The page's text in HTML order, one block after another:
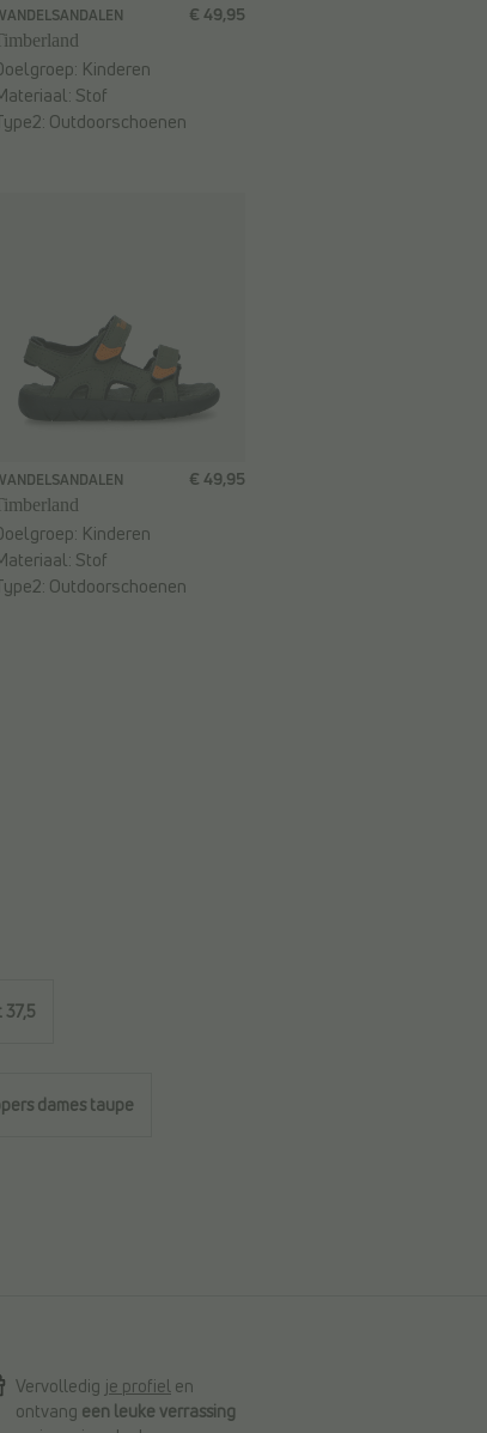
€ 49,95
Kinderen
Stof
Outdoorschoenen
€ 49,95
Kinderen
Stof
Outdoorschoenen
dames taupe
Vervolledig je profiel en
ontvang een leuke verrassing